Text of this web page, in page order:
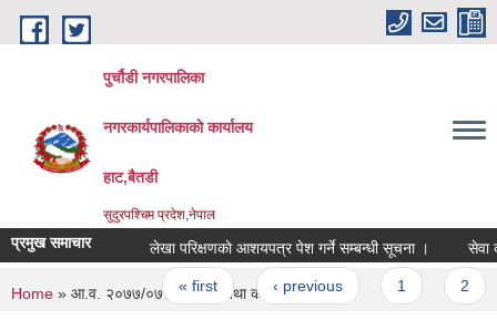
Skip to main content
पुर्चौडी नगरपालिका
नगरकार्यपालिकाकाे कार्यालय
हाट,बैतडी
सुदुरपश्चिम प्रदेश,नेपाल
प्रमुख समाचार लेखा परिक्षणकाे आशयपत्र पेश गर्ने सम्बन्धी सूचना । सेवा
Pages
« first ‹ previous
You are here
Home » आ.व. २०७७/०७८ काे नीति तथा कार्यक्रम